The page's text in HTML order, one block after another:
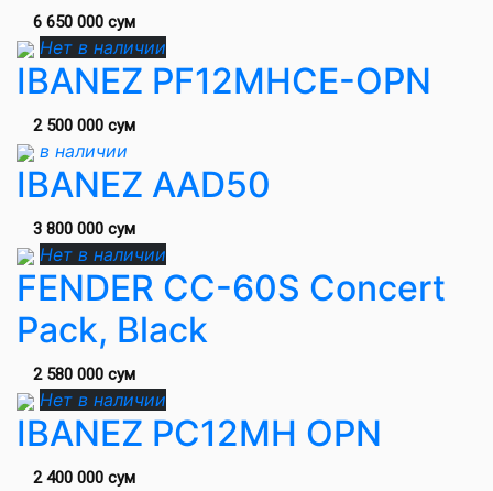
6 650 000 сум
Нет в наличии
IBANEZ PF12MHCE-OPN
2 500 000 сум
в наличии
IBANEZ AAD50
3 800 000 сум
Нет в наличии
FENDER CC-60S Concert
Pack, Black
2 580 000 сум
Нет в наличии
IBANEZ PC12MH OPN
2 400 000 сум